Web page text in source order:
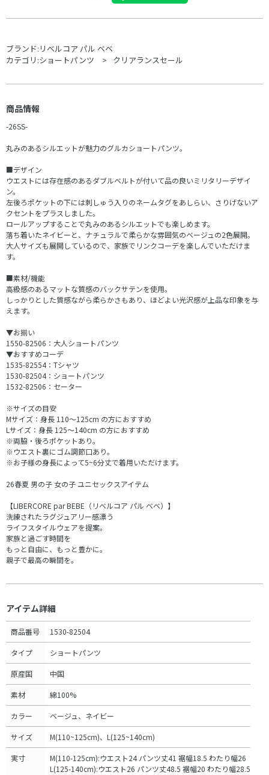
ブランド: リベルコア パル ベベ
カテゴリ:ショートパンツ クリアランスセール
商品情報
-26SS-
丸みのあるシルエットが魅力のグルカショートパンツ。
■デザイン
ウエストには存在感のあるダブルベルトが付いて品の良いミリタリーデザイ
ン。
左後ろポケットの下には刺しゅう入りのネームタグをあしらい、さりげないア
クセントをプラスしました。
ロールアップすることで丸みのあるシルエットでも楽しめます。
落ち着いたネイビーと、ナチュラルで柔らかな雰囲気のベージュの2色展開。
大人サイズも展開しているので、家族でリンクコーデを楽しんでいただけま
す。
■素材/機能
高級感のあるマットな質感のバックサテンを使用。
しっかりとした質感ながら柔らかさもあり、ほどよい光沢感が上品な印象を与
えます。
▼お揃い
1550-82506：大人ショートパンツ
▼おすすめコーデ
1535-82554：Tシャツ
1530-82504：ショートパンツ
1532-82506：セーター
※サイズの目安
Mサイズ：身長 110～125cm の方におすすめ
Lサイズ：身長 125～140cm の方におすすめ
※両脇・後ろポケットあり。
※ウエスト裏にゴム調節口あり。
※お子様の身長によって5~6分丈で着用いただけます。
26春夏 男の子 女の子 ユニセックスアイテム
【LIBERCORE par BEBE（リベルコア パル ベベ）】
洗練されたラグジュアリー感漂う
ライフスタイルウェアを提案。
家族と過ごす時間を
もっと自由に、もっと豊かに。
親子で最高の瞬間を。
アイテム詳細
商品番号 1530-82504
タイプ ショートパンツ
原産国 中国
素材 綿100%
カラー ベージュ、ネイビー
サイズ M(110~125cm)、L(125~140cm)
実寸
M(110-125cm):ウエスト24 パンツ丈41 裾幅18.5 わたり幅26
L(125-140cm):ウエスト26 パンツ丈48.5 裾幅20 わたり幅28.5